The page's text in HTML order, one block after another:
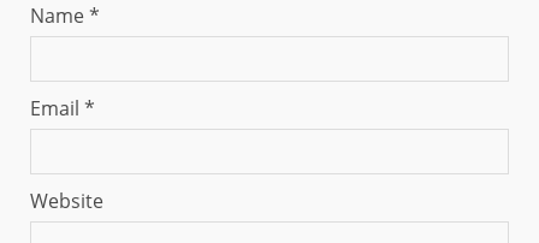
Name*
Email *
Website